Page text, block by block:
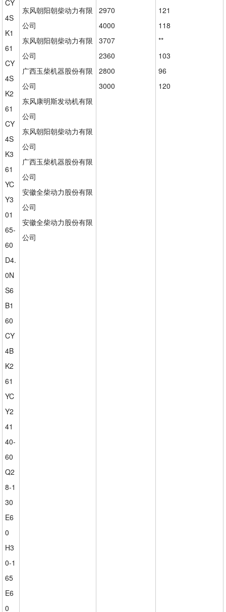
CY
4S
K1
61
CY
4S
K2
61
CY
4S
K3
61
YC
Y3
01
65-
60
D4.
0N
S6
B1
60
CY
4B
K2
61
YC
Y2
41
40-
60
Q2
8-1
30
E6
0
H3
0-1
65
E6
0
东风朝阳朝柴动力有限
公司
东风朝阳朝柴动力有限
公司
广西玉柴机器股份有限
公司
东风康明斯发动机有限
公司
东风朝阳朝柴动力有限
公司
广西玉柴机器股份有限
公司
安徽全柴动力股份有限
公司
安徽全柴动力股份有限
公司
2970
4000
3707
2360
2800
3000
121
118
**
103
96
120